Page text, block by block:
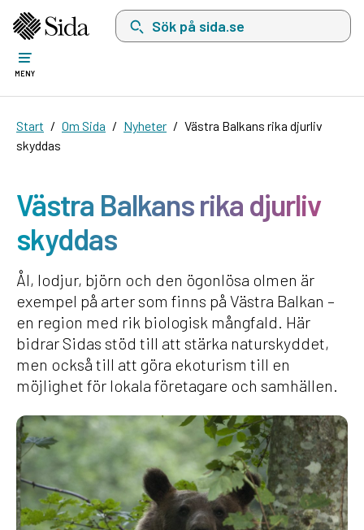
Sök på sida.se, sökförslag kommer att visas
MENY
Start Om Sida Nyheter
Västra Balkans rika djurliv
skyddas
Västra Balkans rika djurliv
skyddas
Ål, lodjur, björn och den ögonlösa olmen är
exempel på arter som finns på Västra Balkan –
en region med rik biologisk mångfald. Här
bidrar Sidas stöd till att stärka naturskyddet,
men också till att göra ekoturism till en
möjlighet för lokala företagare och samhällen.